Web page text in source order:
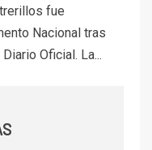
fue
Nacional tras
Oficial. La...
prueba
eléctrico para
en mayo de